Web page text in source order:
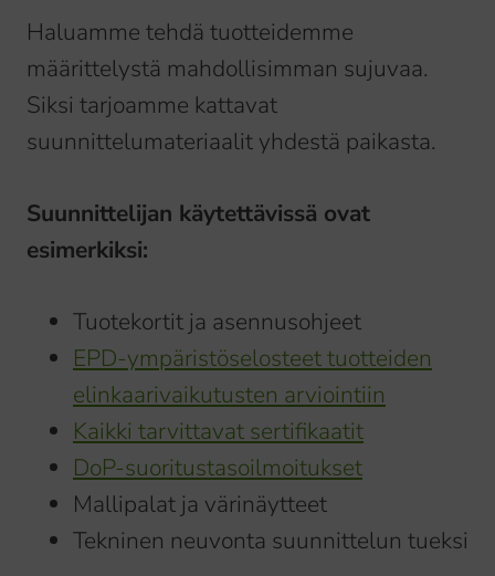
Haluamme tehdä tuotteidemme
määrittelystä mahdollisimman sujuvaa.
Siksi tarjoamme kattavat
suunnittelumateriaalit yhdestä paikasta.
Suunnittelijan käytettävissä ovat
esimerkiksi:
Tuotekortit ja asennusohjeet
EPD-ympäristöselosteet tuotteiden
elinkaarivaikutusten arviointiin
Kaikki tarvittavat sertifikaatit
DoP-suoritustasoilmoitukset
Mallipalat ja värinäytteet
Tekninen neuvonta suunnittelun tueksi